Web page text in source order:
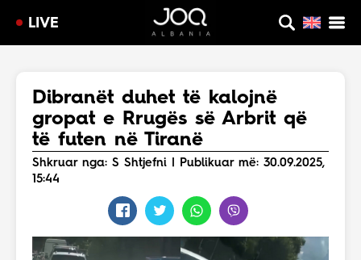
LIVE
Dibranët duhet të kalojnë
gropat e Rrugës së Arbrit që
të futen në Tiranë
Shkruar nga: S Shtjefni | Publikuar më: 30.09.2025,
15:44